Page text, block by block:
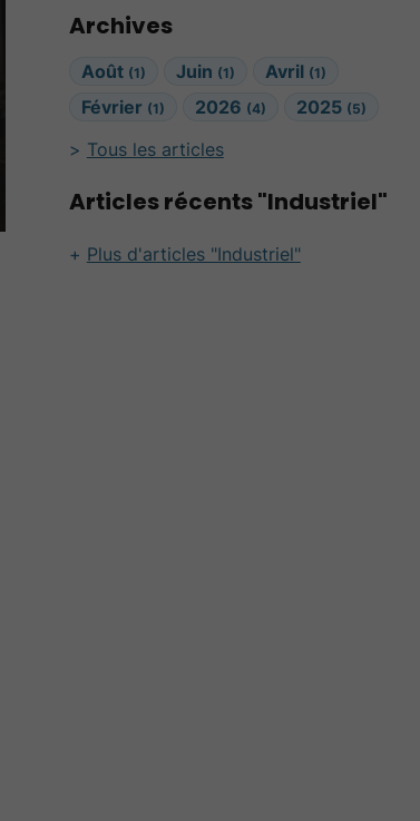
Archives
Août (1) Juin (1) Avril (1)
Février (1) 2026 (4) 2025 (5)
Tous les articles
Articles récents "Industriel"
Plus d'articles "Industriel"